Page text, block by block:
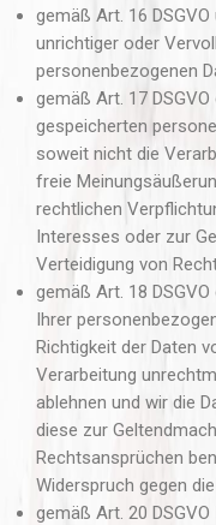
gemäß Art. 16
unrichtiger oder
personenbezogenen
gemäß Art. 17
gespeicherten
soweit nicht die
freie
rechtlichen
Interesses oder zur
Verteidigung von
gemäß Art. 18
Ihrer
Richtigkeit der Daten
Verarbeitung
ablehnen und wir die
diese zur
Rechtsansprüchen
Widerspruch gegen
gemäß Art. 20